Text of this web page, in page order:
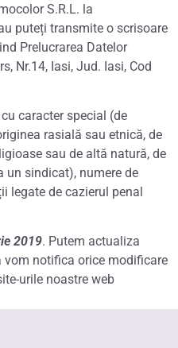
S.R.L. la
puteți transmite o scrisoare
Prelucrarea Datelor
Nr.14, Iasi, Jud. Iasi, Cod
caracter special (de
rasială sau etnică, de
sau de altă natură, de
un sindicat), numere de
legate de cazierul penal
2019. Putem actualiza
notifica orice modificare
urile noastre web